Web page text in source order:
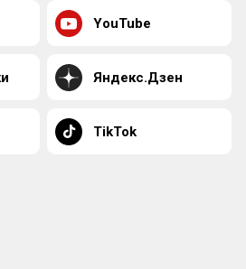
YouTube
Яндекс.Дзен
TikTok